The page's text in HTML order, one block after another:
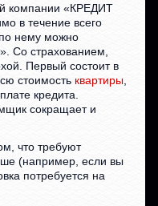
компании «КРЕДИТ
в течение всего
нему можно
Со страхованием,
Первый состоит в
стоимость квартиры
кредита.
сокращает и
что требуют
(например, если вы
потребуется на